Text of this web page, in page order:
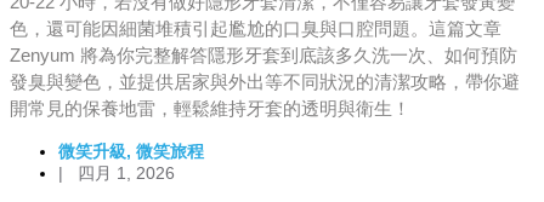
色，還可能因細菌堆積引起尷尬的口臭與口腔問題。這篇文章
Zenyum 將為你完整解答隱形牙套到底該多久洗一次、如何預防
發臭與變色，並提供居家與外出等不同狀況的清潔攻略，帶你避
開常見的保養地雷，輕鬆維持牙套的透明與衛生！
微笑升級, 微笑旅程
|
四月 1, 2026